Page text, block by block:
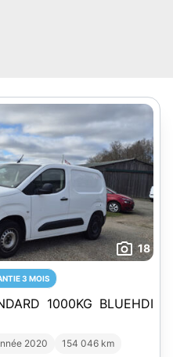
18
3 MOIS
1000KG BLUEHDI
2020
154 046 km